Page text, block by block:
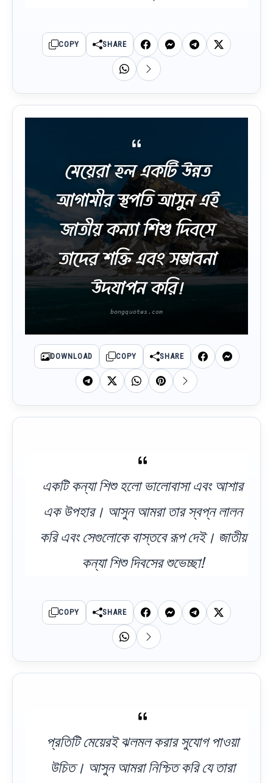
COPY SHARE
মেয়েরা হল একটি উন্নত
আগামীর স্থপতি আসুন এই
জাতীয় কন্যা শিশু দিবসে
তাদের শক্তি এবং সম্ভাবনা
উদযাপন করি!
DOWNLOAD COPY SHARE
একটি কন্যা শিশু হলো ভালোবাসা এবং আশার
এক উপহার। আসুন আমরা তার স্বপ্ন লালন
করি এবং সেগুলোকে বাস্তবে রূপ দেই। জাতীয়
কন্যা শিশু দিবসের শুভেচ্ছা!
COPY SHARE
প্রতিটি মেয়েরই ঝলমল করার সুযোগ পাওয়া
উচিত। আসুন আমরা নিশ্চিত করি যে তারা